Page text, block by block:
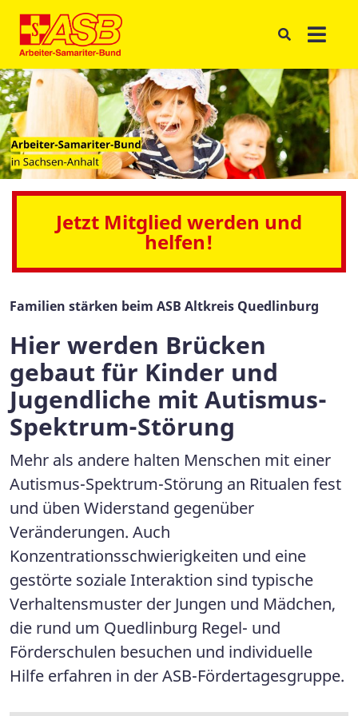
Jetzt Mitglied werden und
helfen!
Familien stärken beim ASB Altkreis Quedlinburg
Hier werden Brücken
gebaut für Kinder und
Jugendliche mit Autismus-
Spektrum-Störung
Mehr als andere halten Menschen mit einer
Autismus-Spektrum-Störung an Ritualen fest
und üben Widerstand gegenüber
Veränderungen. Auch
Konzentrationsschwierigkeiten und eine
gestörte soziale Interaktion sind typische
Verhaltensmuster der Jungen und Mädchen,
die rund um Quedlinburg Regel- und
Förderschulen besuchen und individuelle
Hilfe erfahren in der ASB-Fördertagesgruppe.